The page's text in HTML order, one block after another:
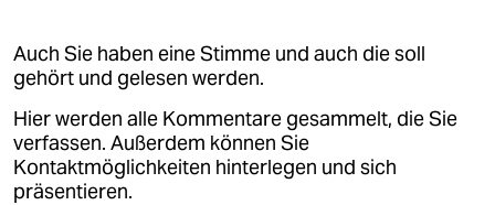
Auch Sie haben eine Stimme und auch die soll
gehört und gelesen werden.
Hier werden alle Kommentare gesammelt, die Sie
verfassen. Außerdem können Sie
Kontaktmöglichkeiten hinterlegen und sich
präsentieren.